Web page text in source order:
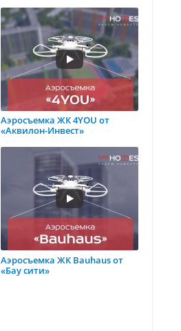
Аэросъемка ЖК 4YOU от
«Аквилон-Инвест»
Аэросъемка ЖК Bauhaus от
«Бау сити»